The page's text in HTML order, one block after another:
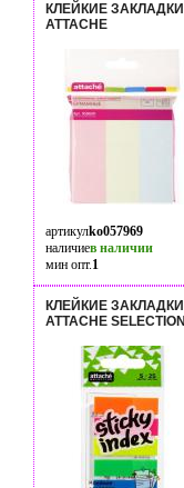
КЛЕЙКИЕ
ATTACHE
артикулko057969
наличиев наличии
мин опт.1
КЛЕЙКИЕ
ATTACHE SELECTION